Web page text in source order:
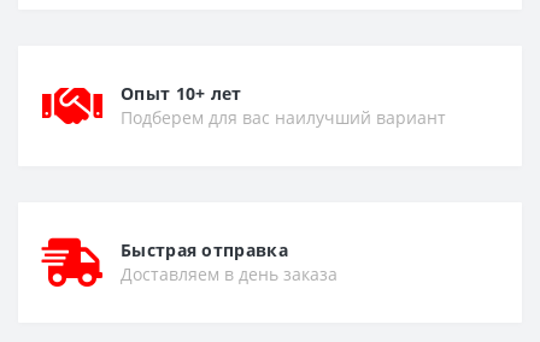
Опыт 10+ лет
Подберем для вас наилучший вариант
Быстрая отправка
Доставляем в день заказа